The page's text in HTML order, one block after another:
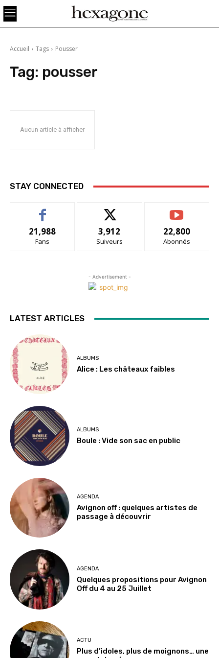
Accueil Tags Pousser
Tag: pousser
Aucun article à afficher
STAY CONNECTED
21,988
Fans
3,912
Suiveurs
22,800
Abonnés
- Advertisement -
LATEST ARTICLES
ALBUMS
Alice : Les châteaux faibles
ALBUMS
Boule : Vide son sac en public
AGENDA
Avignon off : quelques artistes de
passage à découvrir
AGENDA
Quelques propositions pour Avignon
Off du 4 au 25 Juillet
ACTU
Plus d’idoles, plus de moignons… une